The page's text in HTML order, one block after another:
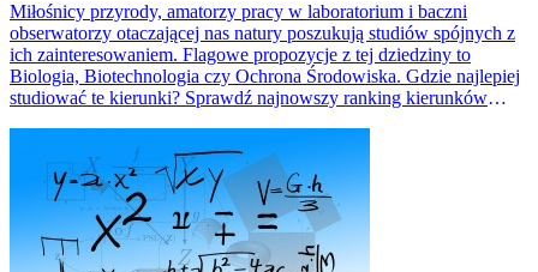
Miłośnicy przyrody, amatorzy pracy w laboratorium i baczni
obserwatorzy otaczającej nas natury poszukują studiów spójnych z
ich zainteresowaniem. Flagowe propozycje z tej dziedziny to
Biologia, Biotechnologia czy Ochrona Środowiska. Gdzie najlepiej
studiować te kierunki? Sprawdź najnowszy ranking kierunków